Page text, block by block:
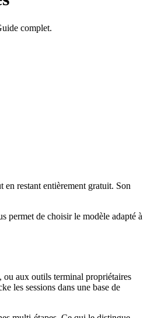
complet.
restant entièrement gratuit. Son
de choisir le modèle adapté à
aux outils terminal propriétaires
les sessions dans une base de